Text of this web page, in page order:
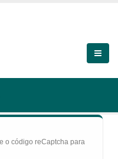
o código reCaptcha para